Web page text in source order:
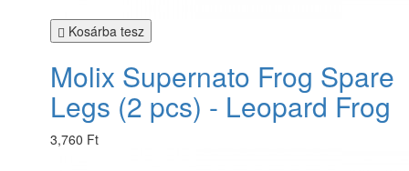
Kosárba tesz
Molix Supernato Frog Spare
Legs (2 pcs) - Leopard Frog
3,760 Ft